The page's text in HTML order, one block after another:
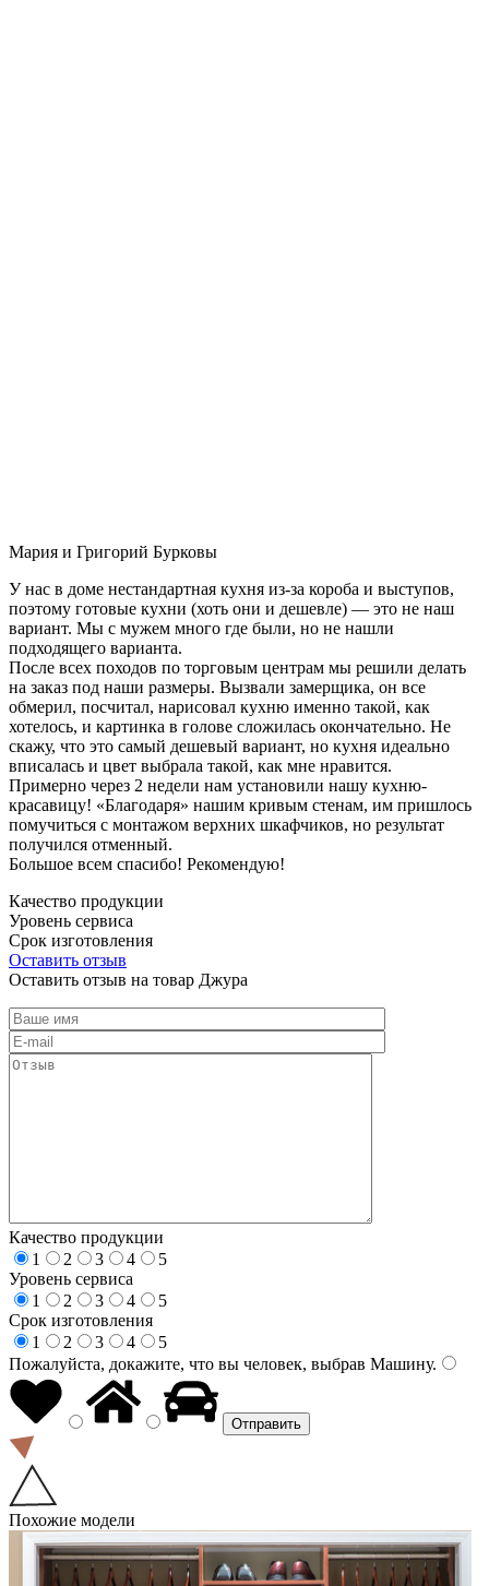
Мария и Григорий Бурковы
У нас в доме нестандартная кухня из-за короба и выступов,
поэтому готовые кухни (хоть они и дешевле) — это не наш
вариант. Мы с мужем много где были, но не нашли
подходящего варианта.
После всех походов по торговым центрам мы решили делать
на заказ под наши размеры. Вызвали замерщика, он все
обмерил, посчитал, нарисовал кухню именно такой, как
хотелось, и картинка в голове сложилась окончательно. Не
скажу, что это самый дешевый вариант, но кухня идеально
вписалась и цвет выбрала такой, как мне нравится.
Примерно через 2 недели нам установили нашу кухню-
красавицу! «Благодаря» нашим кривым стенам, им пришлось
помучиться с монтажом верхних шкафчиков, но результат
получился отменный.
Большое всем спасибо! Рекомендую!
Качество продукции
Уровень сервиса
Срок изготовления
Оставить отзыв
Оставить отзыв на товар Джура
Качество продукции
1
2 3 4
5
Уровень сервиса
1
2 3 4
5
Срок изготовления
1
2 3 4
5
Пожалуйста, докажите, что вы человек, выбрав Машину.
Похожие модели